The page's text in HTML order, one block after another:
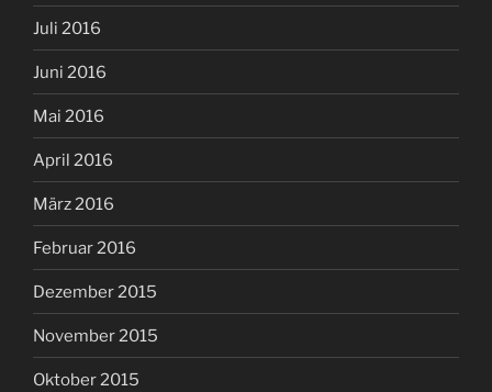
Juli 2016
Juni 2016
Mai 2016
April 2016
März 2016
Februar 2016
Dezember 2015
November 2015
Oktober 2015